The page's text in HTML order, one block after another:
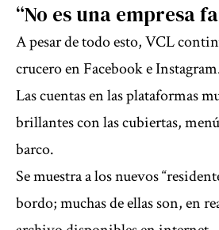
“No es una empresa
A pesar de todo esto, VCL
crucero en Facebook e
Las cuentas en las plataformas
brillantes con las cubiertas,
barco.
Se muestra a los nuevos
bordo; muchas de ellas son, en